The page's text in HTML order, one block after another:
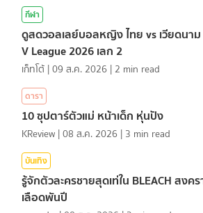
กีฬา
ดูสดวอลเลย์บอลหญิง ไทย vs เวียดนาม
V League 2026 เลก 2
เก็ทโต้ |09 ส.ค. 2026 | 2 min read
ดารา
10 ซุปตาร์ตัวแม่ หน้าเด็ก หุ่นปัง
KReview |08 ส.ค. 2026 | 3 min read
บันเทิง
รู้จักตัวละครชายสุดเท่ใน BLEACH สงค
เลือดพันปี